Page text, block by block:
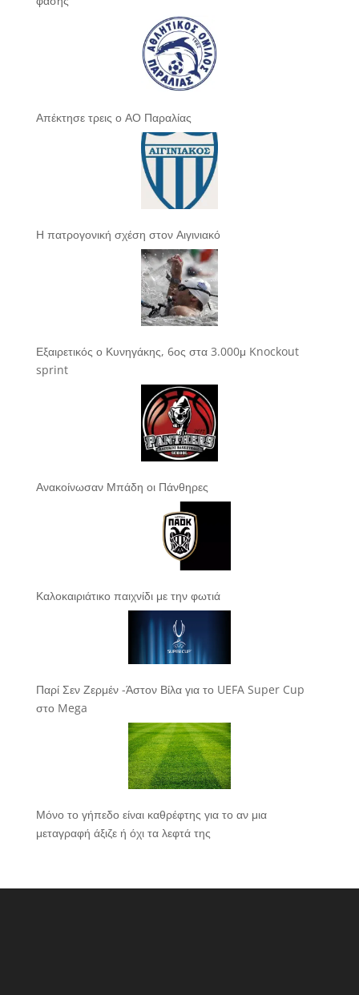
Απέκτησε τρεις ο ΑΟ Παραλίας
Η πατρογονική σχέση στον Αιγινιακό
Εξαιρετικός ο Κυνηγάκης, 6ος στα 3.000μ Knockout
sprint
Ανακοίνωσαν Μπάδη οι Πάνθηρες
Καλοκαιριάτικο παιχνίδι με την φωτιά
Παρί Σεν Ζερμέν -Άστον Βίλα για το UEFA Super Cup
στο Mega
Μόνο το γήπεδο είναι καθρέφτης για το αν μια
μεταγραφή άξιζε ή όχι τα λεφτά της